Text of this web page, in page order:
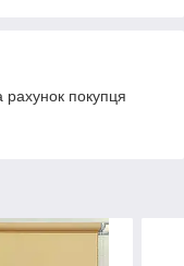
рахунок покупця